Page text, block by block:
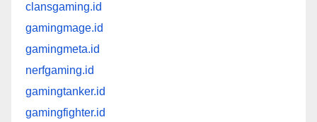
clansgaming.id
gamingmage.id
gamingmeta.id
nerfgaming.id
gamingtanker.id
gamingfighter.id